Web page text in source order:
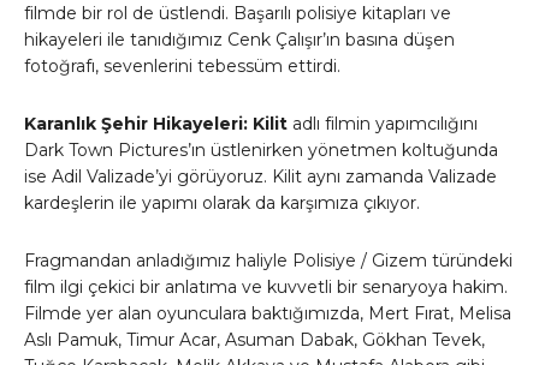
filmde bir rol de üstlendi. Başarılı polisiye kitapları ve
hikayeleri ile tanıdığımız Cenk Çalışır’ın basına düşen
fotoğrafı, sevenlerini tebessüm ettirdi.
Karanlık Şehir Hikayeleri: Kilit adlı filmin yapımcılığını
Dark Town Pictures’ın üstlenirken yönetmen koltuğunda
ise Adil Valizade’yi görüyoruz. Kilit aynı zamanda Valizade
kardeşlerin ile yapımı olarak da karşımıza çıkıyor.
Fragmandan anladığımız haliyle Polisiye / Gizem türündeki
film ilgi çekici bir anlatıma ve kuvvetli bir senaryoya hakim.
Filmde yer alan oyunculara baktığımızda, Mert Fırat, Melisa
Aslı Pamuk, Timur Acar, Asuman Dabak, Gökhan Tevek,